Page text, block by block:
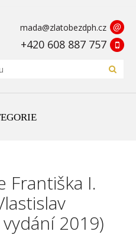
mada@zlatobezdph.cz @
+420 608 887 757
Františka I.
2019)